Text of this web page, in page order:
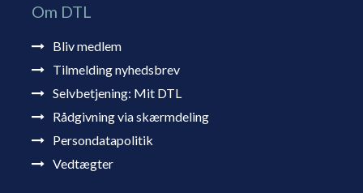
Om DTL
Bliv medlem
Tilmelding nyhedsbrev
Selvbetjening: Mit DTL
Rådgivning via skærmdeling
Persondatapolitik
Vedtægter